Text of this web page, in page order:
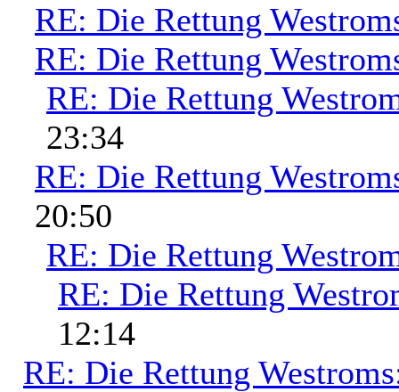
RE: Die Rettung
RE: Die Rettung
RE: Die Rettung
23:34
RE: Die Rettung
20:50
RE: Die Rettung
RE: Die Rettung
12:14
RE: Die Rettung